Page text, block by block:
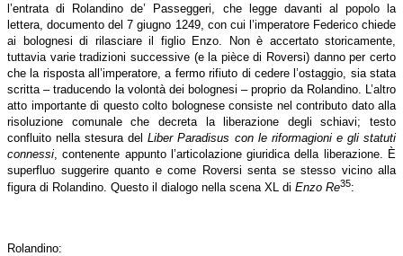
l’entrata di Rolandino de’ Passeggeri, che legge davanti al popolo la
lettera, documento del 7 giugno 1249, con cui l’imperatore Federico chiede
ai bolognesi di rilasciare il figlio Enzo. Non è accertato storicamente,
tuttavia varie tradizioni successive (e la pièce di Roversi) danno per certo
che la risposta all’imperatore, a fermo rifiuto di cedere l’ostaggio, sia stata
scritta – traducendo la volontà dei bolognesi – proprio da Rolandino. L’altro
atto importante di questo colto bolognese consiste nel contributo dato alla
risoluzione comunale che decreta la liberazione degli schiavi; testo
confluito nella stesura delLiber Paradisus con le riformagioni e gli statuti
connessi , contenente appunto l’articolazione giuridica della liberazione. È
superfluo suggerire quanto e come Roversi senta se stesso vicino alla
figura di Rolandino. Questo il dialogo nella scena XL di Enzo Re35:
Rolandino: